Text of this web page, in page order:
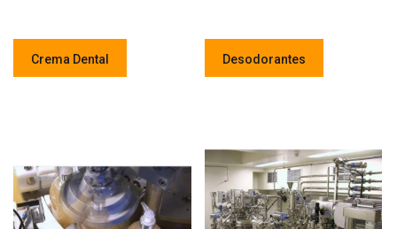
Crema Dental Desodorantes